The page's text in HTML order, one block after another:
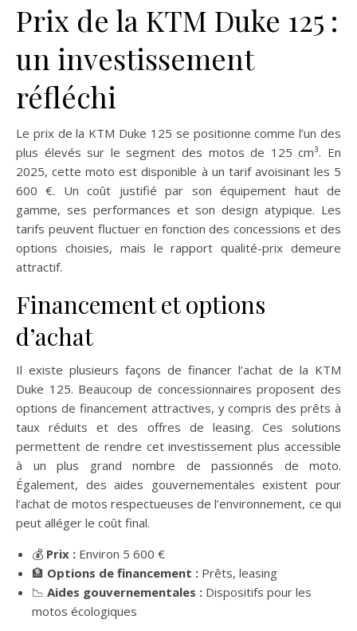
Prix de la KTM Duke 125 :
un investissement
réfléchi
Le prix de la KTM Duke 125 se positionne comme l’un des
plus élevés sur le segment des motos de 125 cm³. En
2025, cette moto est disponible à un tarif avoisinant les 5
600 €. Un coût justifié par son équipement haut de
gamme, ses performances et son design atypique. Les
tarifs peuvent fluctuer en fonction des concessions et des
options choisies, mais le rapport qualité-prix demeure
attractif.
Financement et options
d’achat
Il existe plusieurs façons de financer l’achat de la KTM
Duke 125. Beaucoup de concessionnaires proposent des
options de financement attractives, y compris des prêts à
taux réduits et des offres de leasing. Ces solutions
permettent de rendre cet investissement plus accessible
à un plus grand nombre de passionnés de moto.
Également, des aides gouvernementales existent pour
l’achat de motos respectueuses de l’environnement, ce qui
peut alléger le coût final.
💰 Prix : Environ 5 600 €
🏦 Options de financement : Prêts, leasing
📉 Aides gouvernementales : Dispositifs pour les
motos écologiques